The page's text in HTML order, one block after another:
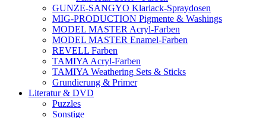
GUNZE-SANGYO Klarlack-Spraydosen
MIG-PRODUCTION Pigmente & Washings
MODEL MASTER Acryl-Farben
MODEL MASTER Enamel-Farben
REVELL Farben
TAMIYA Acryl-Farben
TAMIYA Weathering Sets & Sticks
Grundierung & Primer
Literatur & DVD
Puzzles
Sonstige